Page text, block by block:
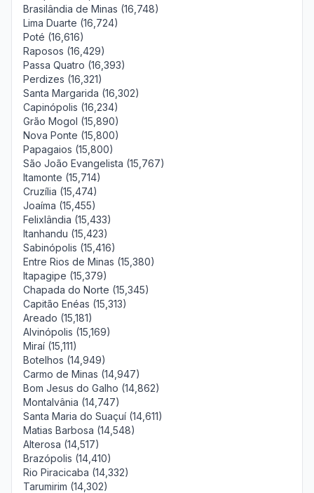
Brasilândia de Minas (16,748)
Lima Duarte (16,724)
Poté (16,616)
Raposos (16,429)
Passa Quatro (16,393)
Perdizes (16,321)
Santa Margarida (16,302)
Capinópolis (16,234)
Grão Mogol (15,890)
Nova Ponte (15,800)
Papagaios (15,800)
São João Evangelista (15,767)
Itamonte (15,714)
Cruzília (15,474)
Joaíma (15,455)
Felixlândia (15,433)
Itanhandu (15,423)
Sabinópolis (15,416)
Entre Rios de Minas (15,380)
Itapagipe (15,379)
Chapada do Norte (15,345)
Capitão Enéas (15,313)
Areado (15,181)
Alvinópolis (15,169)
Miraí (15,111)
Botelhos (14,949)
Carmo de Minas (14,947)
Bom Jesus do Galho (14,862)
Montalvânia (14,747)
Santa Maria do Suaçuí (14,611)
Matias Barbosa (14,548)
Alterosa (14,517)
Brazópolis (14,410)
Rio Piracicaba (14,332)
Tarumirim (14,302)